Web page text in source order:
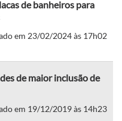
de banheiros para
em 23/02/2024 às 17h02
de maior inclusão de
em 19/12/2019 às 14h23